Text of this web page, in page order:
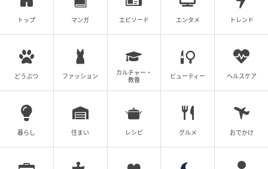
トップ マンガ エピソード エンタメ トレンド
どうぶつ ファッション
カルチャー・
教養
ビューティー ヘルスケア
暮らし 住まい レシピ グルメ おでかけ